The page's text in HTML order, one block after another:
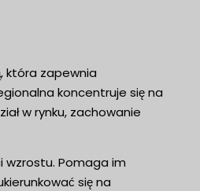
która zapewnia
koncentruje się na
w rynku, zachowanie
wzrostu. Pomaga im
się na